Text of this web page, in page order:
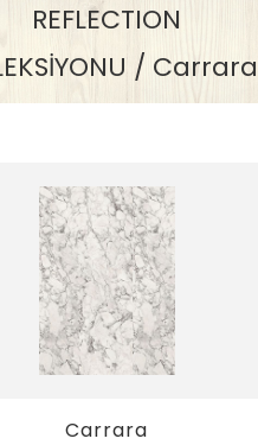
REFLECTION
/ Carrara
Carrara